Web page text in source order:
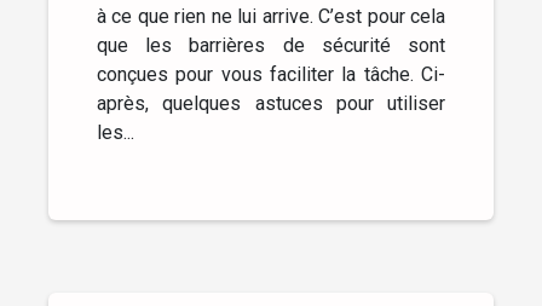
à ce que rien ne lui arrive. C’est pour cela
que les barrières de sécurité sont
conçues pour vous faciliter la tâche. Ci-
après, quelques astuces pour utiliser
les...